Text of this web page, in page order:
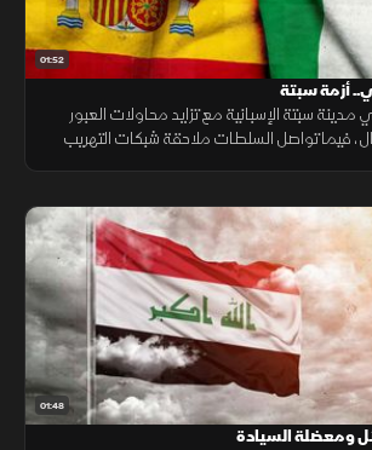
01:52
أزمة سبتة
سبتة الإسبانية مع تزايد محاولات العبور
فيما تواصل السلطات ملاحقة شبكات التهريب
01:48
ومعضلة السيادة